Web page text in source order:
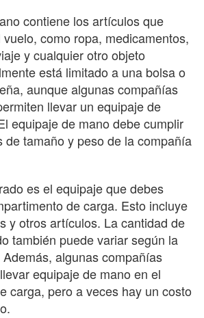
contiene los artículos que
como ropa, medicamentos,
y cualquier otro objeto
está limitado a una bolsa o
aunque algunas compañías
llevar un equipaje de
equipaje de mano debe cumplir
de tamaño y peso de la compañía
es el equipaje que debes
de carga. Esto incluye
y otros artículos. La cantidad de
también puede variar según la
algunas compañías
equipaje de mano en el
carga, pero a veces hay un costo